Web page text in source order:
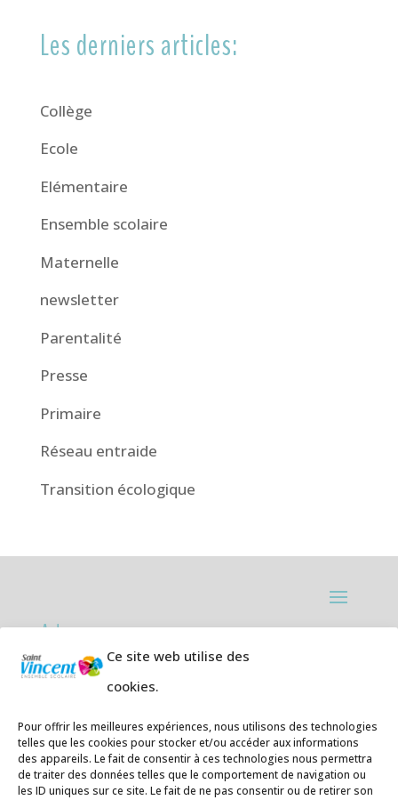
Ce site web utilise des
cookies.
Pour offrir les meilleures expériences, nous utilisons des technologies
telles que les cookies pour stocker et/ou accéder aux informations
des appareils. Le fait de consentir à ces technologies nous permettra
de traiter des données telles que le comportement de navigation ou
les ID uniques sur ce site. Le fait de ne pas consentir ou de retirer son
Les derniers articles:
Collège
Ecole
Elémentaire
Ensemble scolaire
Maternelle
newsletter
Parentalité
Presse
Primaire
Réseau entraide
Transition écologique
Adresses:
Ecole primaire de la Plage,
Téléphone05 59 20 67 28
Collège Hendaye ville,1 rue de la
Libération 64700 Hendaye